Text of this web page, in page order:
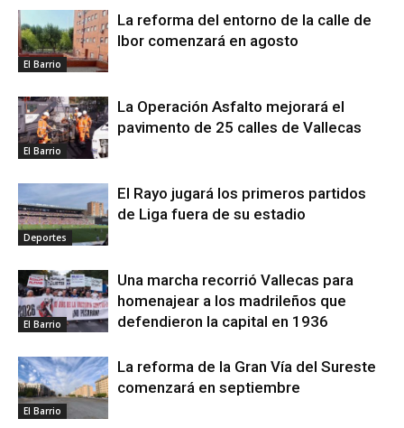
El Barrio
La reforma del entorno de la calle de
Ibor comenzará en agosto
El Barrio
La Operación Asfalto mejorará el
pavimento de 25 calles de Vallecas
Deportes
El Rayo jugará los primeros partidos
de Liga fuera de su estadio
El Barrio
Una marcha recorrió Vallecas para
homenajear a los madrileños que
defendieron la capital en 1936
El Barrio
La reforma de la Gran Vía del Sureste
comenzará en septiembre